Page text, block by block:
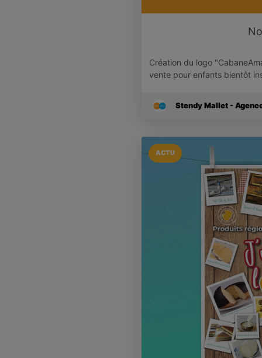
Création du logo
vente pour enfants bientôt
Stendy Mallet -
ACTU